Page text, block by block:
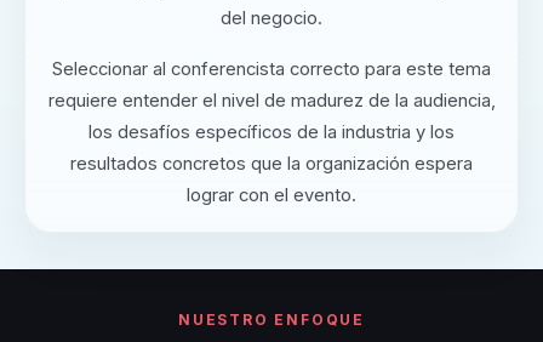
del negocio.
Seleccionar al conferencista correcto para este tema
requiere entender el nivel de madurez de la audiencia,
los desafíos específicos de la industria y los
resultados concretos que la organización espera
lograr con el evento.
NUESTRO ENFOQUE